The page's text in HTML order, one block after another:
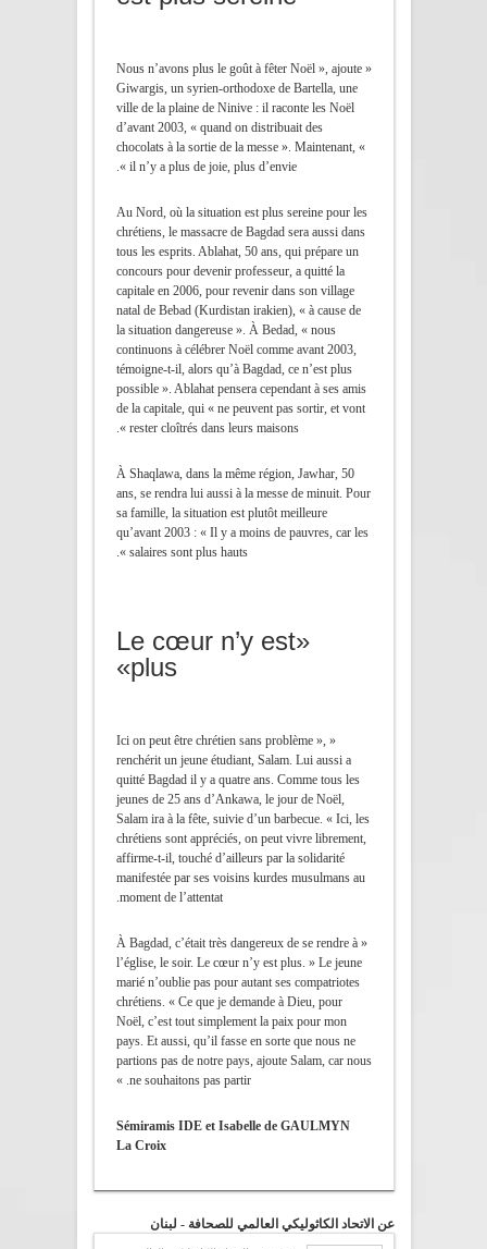
« Nous n’avons plus le goût à fêter Noël », ajoute
Giwargis, un syrien-orthodoxe de Bartella, une
ville de la plaine de Ninive : il raconte les Noël
d’avant 2003, « quand on distribuait des
chocolats à la sortie de la messe ». Maintenant, «
il n’y a plus de joie, plus d’envie ».
Au Nord, où la situation est plus sereine pour les
chrétiens, le massacre de Bagdad sera aussi dans
tous les esprits. Ablahat, 50 ans, qui prépare un
concours pour devenir professeur, a quitté la
capitale en 2006, pour revenir dans son village
natal de Bebad (Kurdistan irakien), « à cause de
la situation dangereuse ». À Bedad, « nous
continuons à célébrer Noël comme avant 2003,
témoigne-t-il, alors qu’à Bagdad, ce n’est plus
possible ». Ablahat pensera cependant à ses amis
de la capitale, qui « ne peuvent pas sortir, et vont
rester cloîtrés dans leurs maisons ».
À Shaqlawa, dans la même région, Jawhar, 50
ans, se rendra lui aussi à la messe de minuit. Pour
sa famille, la situation est plutôt meilleure
qu’avant 2003 : « Il y a moins de pauvres, car les
salaires sont plus hauts ».
«Le cœur n’y est
plus»
« Ici on peut être chrétien sans problème »,
renchérit un jeune étudiant, Salam. Lui aussi a
quitté Bagdad il y a quatre ans. Comme tous les
jeunes de 25 ans d’Ankawa, le jour de Noël,
Salam ira à la fête, suivie d’un barbecue. « Ici, les
chrétiens sont appréciés, on peut vivre librement,
affirme-t-il, touché d’ailleurs par la solidarité
manifestée par ses voisins kurdes musulmans au
moment de l’attentat.
« À Bagdad, c’était très dangereux de se rendre à
l’église, le soir. Le cœur n’y est plus. » Le jeune
marié n’oublie pas pour autant ses compatriotes
chrétiens. « Ce que je demande à Dieu, pour
Noël, c’est tout simplement la paix pour mon
pays. Et aussi, qu’il fasse en sorte que nous ne
partions pas de notre pays, ajoute Salam, car nous
ne souhaitons pas partir. »
Sémiramis IDE et Isabelle de GAULMYN
La Croix
عن الاتحاد الكاثوليكي العالمي للصحافة - لبنان